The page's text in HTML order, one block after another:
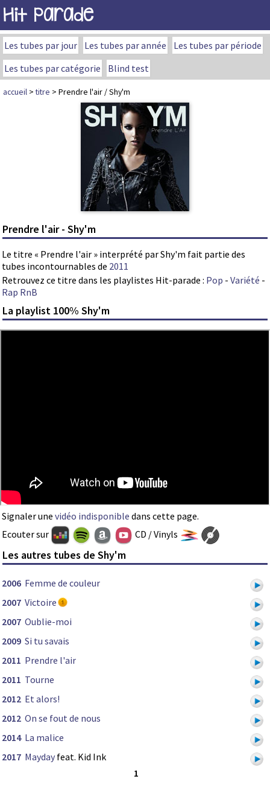
Hit Parade
Les tubes par jour Les tubes par année
Les tubes par période
Les tubes par catégorie
Blind test
accueil >titre > Prendre l'air / Shy'm
Prendre l'air - Shy'm
Le titre « Prendre l'air » interprété par Shy'm fait partie des
tubes incontournables de 2011
Retrouvez ce titre dans les playlistes Hit-parade : Pop - Variété -
Rap RnB
La playlist 100% Shy'm
Signaler une vidéo indisponible dans cette page.
Ecouter sur
CD / Vinyls
Les autres tubes de Shy'm
2006 Femme de couleur
2007 Victoire
2007 Oublie-moi
2009 Si tu savais
2011 Prendre l'air
2011 Tourne
2012 Et alors!
2012 On se fout de nous
2014 La malice
2017 Mayday feat. Kid Ink
1